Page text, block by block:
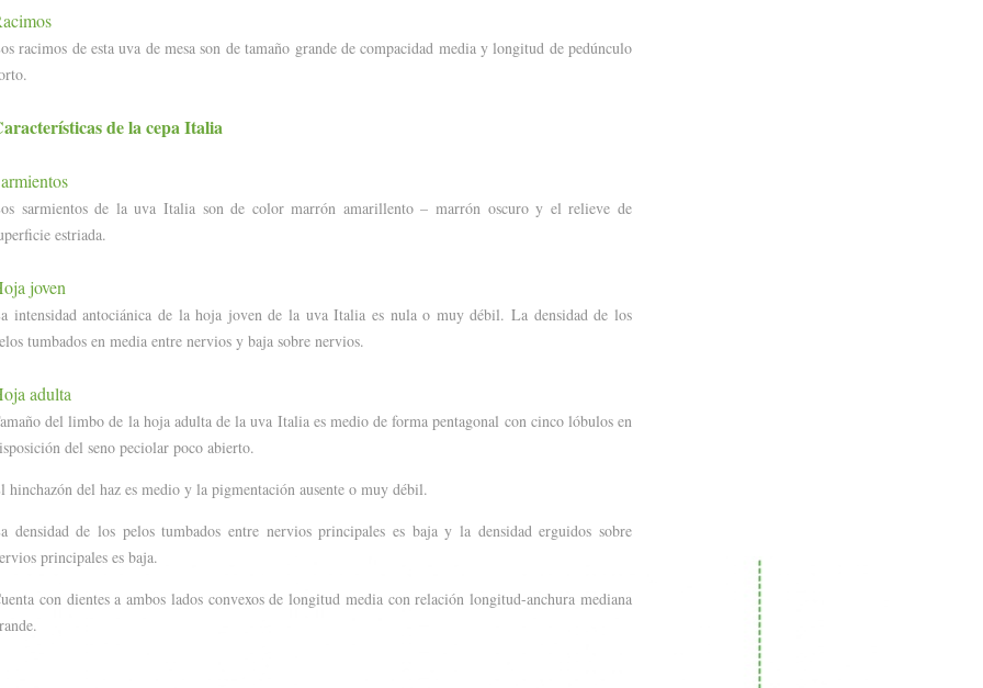
racimos de esta uva de mesa son de tamaño grande de compacidad media y longitud de pedúnculo
de la cepa Italia
sarmientos de la uva Italia son de color marrón amarillento – marrón oscuro y el relieve de
estriada.
joven
intensidad antociánica de la hoja joven de la uva Italia es nula o muy débil. La densidad de los
tumbados en media entre nervios y baja sobre nervios.
adulta
del limbo de la hoja adulta de la uva Italia es medio de forma pentagonal con cinco lóbulos en
del seno peciolar poco abierto.
hinchazón del haz es medio y la pigmentación ausente o muy débil.
densidad de los pelos tumbados entre nervios principales es baja y la densidad erguidos sobre
principales es baja.
con dientes a ambos lados convexos de longitud media con relación longitud-anchura mediana